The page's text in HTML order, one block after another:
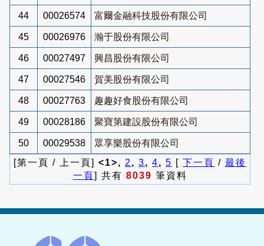
44 00026574 富爾金融科技股份有限公司
45 00026976 瀚于股份有限公司
46 00027497 興昌股份有限公司
47 00027546 賀美股份有限公司
48 00027763 趣趣好食股份有限公司
49 00028186 聚寶第建設股份有限公司
50 00029538
眾享樂股份有限公司
[第一頁 / 上一頁] <1>, 2 , 3, 4, 5 [ 下一頁 / 最後
一頁] 共有 8039 筆資料